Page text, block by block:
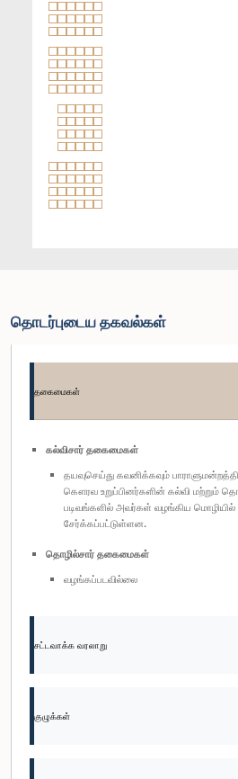
தொடர்புடைய தகவல்கள்
தகைமைகள்
கல்விசார் தகைமைகள்
தயவுசெய்து கவனிக்கவும்
கௌரவ உறுப்பினர்களின் கல்வி மற்றும்
படிவங்களில் அவர்கள் வழங்கிய
சேர்க்கப்பட்டுள்ளன.
தொழில்சார் தகைமைகள்
வழங்கப்படவில்லை
சட்டவாக்க வரலாறு
குழுக்கள்